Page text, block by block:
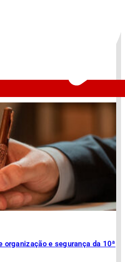
organização e segurança da 10ª